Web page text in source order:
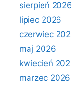
sierpień 2026
lipiec 2026
czerwiec
maj 2026
kwiecień
marzec 2026